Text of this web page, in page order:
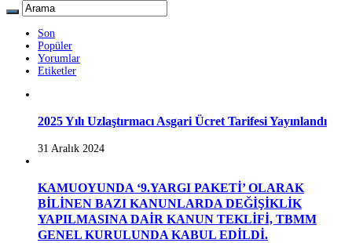
Son
Popüler
Yorumlar
Etiketler
2025 Yılı Uzlaştırmacı Asgari Ücret Tarifesi Yayınlandı
31 Aralık 2024
KAMUOYUNDA ‘9.YARGI PAKETİ’ OLARAK
BİLİNEN BAZI KANUNLARDA DEĞİŞİKLİK
YAPILMASINA DAİR KANUN TEKLİFİ, TBMM
GENEL KURULUNDA KABUL EDİLDİ.